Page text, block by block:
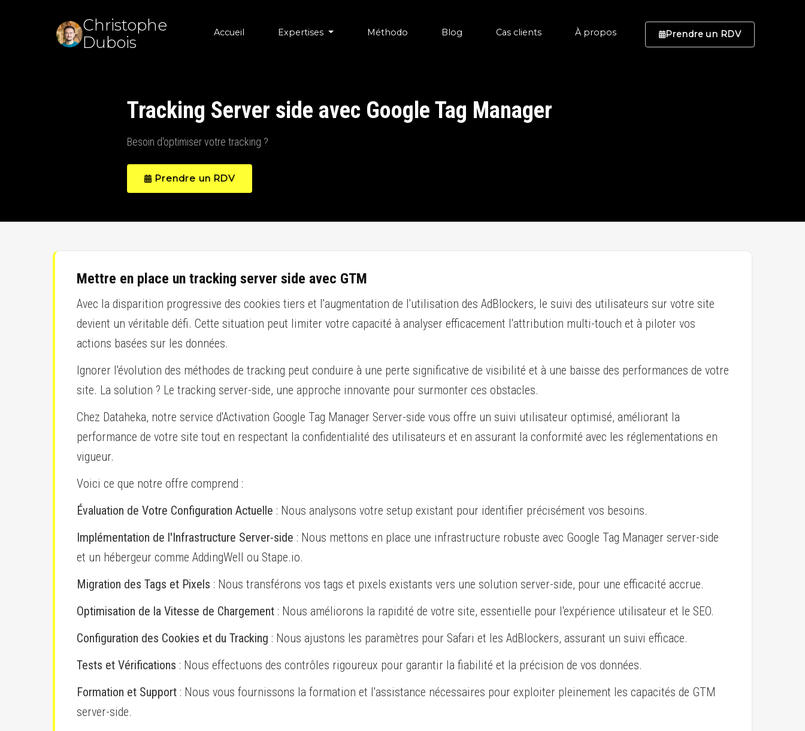
Christophe
Dubois
Accueil Expertises Méthodo Blog Cas clients À propos Prendre un RDV
Tracking Server side avec Google Tag Manager
Besoin d'optimiser votre tracking ?
Prendre un RDV
Mettre en place un tracking server side avec GTM
Avec la disparition progressive des cookies tiers et l'augmentation de l'utilisation des AdBlockers, le suivi des utilisateurs sur votre site
devient un véritable défi. Cette situation peut limiter votre capacité à analyser efficacement l'attribution multi-touch et à piloter vos
actions basées sur les données.
Ignorer l'évolution des méthodes de tracking peut conduire à une perte significative de visibilité et à une baisse des performances de votre
site. La solution ? Le tracking server-side, une approche innovante pour surmonter ces obstacles.
Chez Dataheka, notre service d'Activation Google Tag Manager Server-side vous offre un suivi utilisateur optimisé, améliorant la
performance de votre site tout en respectant la confidentialité des utilisateurs et en assurant la conformité avec les réglementations en
vigueur.
Voici ce que notre offre comprend :
Évaluation de Votre Configuration Actuelle : Nous analysons votre setup existant pour identifier précisément vos besoins.
Implémentation de l'Infrastructure Server-side : Nous mettons en place une infrastructure robuste avec Google Tag Manager server-side
et un hébergeur comme AddingWell ou Stape.io.
Migration des Tags et Pixels : Nous transférons vos tags et pixels existants vers une solution server-side, pour une efficacité accrue.
Optimisation de la Vitesse de Chargement : Nous améliorons la rapidité de votre site, essentielle pour l'expérience utilisateur et le SEO.
Configuration des Cookies et du Tracking : Nous ajustons les paramètres pour Safari et les AdBlockers, assurant un suivi efficace.
Tests et Vérifications : Nous effectuons des contrôles rigoureux pour garantir la fiabilité et la précision de vos données.
Formation et Support : Nous vous fournissons la formation et l'assistance nécessaires pour exploiter pleinement les capacités de GTM
server-side.